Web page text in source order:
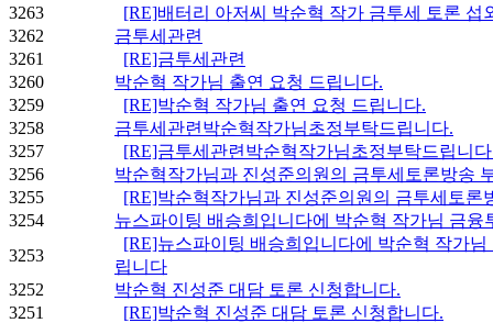
3263
[RE]배터리 아저씨 박순혁 작가 금투세 토론 섭
3262
금투세관련
3261
[RE]금투세관련
3260
박순혁 작가님 출연 요청 드립니다.
3259
[RE]박순혁 작가님 출연 요청 드립니다.
3258
금투세관련박순혁작가님초정부탁드립니다.
3257
[RE]금투세관련박순혁작가님초정부탁드립니
3256
박순혁작가님과 진성준의원의 금투세토론방송
3255
[RE]박순혁작가님과 진성준의원의 금투세토론
3254
뉴스파이팅 배승희입니다에 박순혁 작가님 금
3253
[RE]뉴스파이팅 배승희입니다에 박순혁 작가
립니다
3252
박순혁 진성준 대담 토론 신청합니다.
3251
[RE]박순혁 진성준 대담 토론 신청합니다.